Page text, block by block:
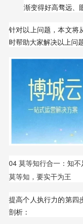
渐变得好高骛远、
针对以上问题，本文将
时帮助大家解决以上问
04 莫等知行合一：知
莫等知，要实干为王
提高个人执行力的第四
剖析：